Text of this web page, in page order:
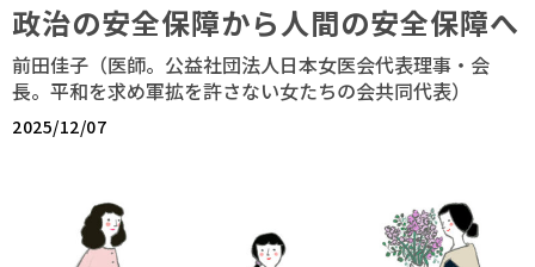
政治の安全保障から人間の安全保障へ
前田佳子（医師。公益社団法人日本女医会代表理事・会
長。平和を求め軍拡を許さない女たちの会共同代表）
2025/12/07